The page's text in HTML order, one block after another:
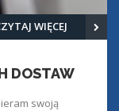
WIĘCEJ
DOSTAW
swoją